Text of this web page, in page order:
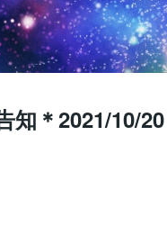
知＊2021/10/20